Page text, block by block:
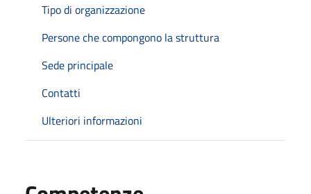
Tipo di organizzazione
Persone che compongono la struttura
Sede principale
Contatti
Ulteriori informazioni